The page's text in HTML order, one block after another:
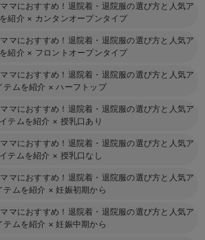
マにおすすめ！退院着・退院服の選び方と人気ア
紹介 × カンタンオープンタイプ
マにおすすめ！退院着・退院服の選び方と人気ア
紹介 × フロントオープンタイプ
マにおすすめ！退院着・退院服の選び方と人気ア
テムを紹介 ×ハーフトップ
マにおすすめ！退院着・退院服の選び方と人気ア
イテムを紹介 × 授乳口あり
マにおすすめ！退院着・退院服の選び方と人気ア
イテムを紹介 × 授乳口なし
マにおすすめ！退院着・退院服の選び方と人気ア
テムを紹介 ×妊娠初期から
マにおすすめ！退院着・退院服の選び方と人気ア
テムを紹介 ×妊娠中期から